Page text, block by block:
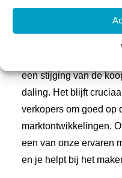
Wat betekent dit
Samenvattend kunnen
een stijging van de
daling. Het blijft
verkopers om goed op
marktontwikkelingen.
een van onze ervaren
en je helpt bij het